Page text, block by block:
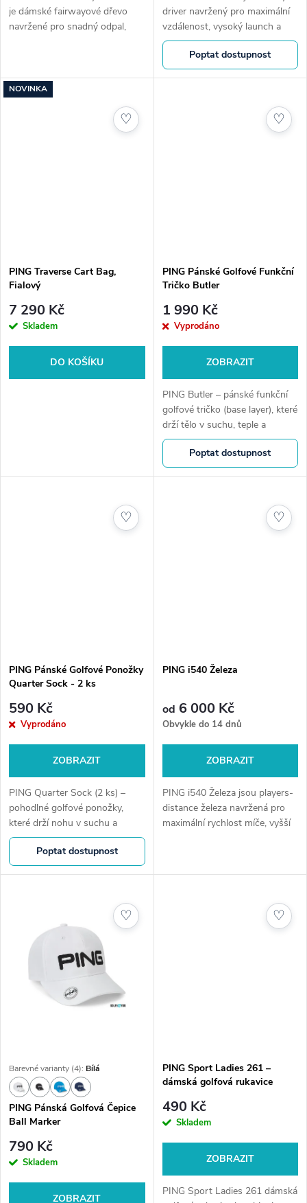
je dámské fairwayové dřevo
navržené pro snadný odpal,
hrát delší...
driver navržený pro maximální
vzdálenost, vysoký launch a
snadnou ovladatelnost. Lehká
konstrukce a vysoká tolerance
pomáhají dosahovat delších a...
Poptat dostupnost
NOVINKA
PING Traverse Cart Bag,
Fialový
7 290 Kč
Skladem
DO KOŠÍKU
♡
PING Pánské Golfové Funkční
Tričko Butler
1 990 Kč
Vyprodáno
ZOBRAZIT
PING Butler – pánské funkční
golfové tričko (base layer), které
drží tělo v suchu, teple a
maximálním komfortu. Díky
technologii SensorCool,
pružnému materiálu a
Poptat dostupnost
♡
PING Pánské Golfové Ponožky
Quarter Sock - 2 ks
590 Kč
Vyprodáno
ZOBRAZIT
PING Quarter Sock (2 ks) –
pohodlné golfové ponožky,
které drží nohu v suchu a
stabilitě po celé kolo. Prodyšný
materiál, elastický fit a ideální
výška nad kotník pro
Poptat dostupnost
♡
PING i540 Železa
od 6 000 Kč
Obvykle do 14 dnů
ZOBRAZIT
PING i540 Železa jsou players-
distance železa navržená pro
maximální rychlost míče, vyšší
♡
Barevné varianty (4): Bílá
PING Pánská Golfová Čepice
Ball Marker
790 Kč
Skladem
ZOBRAZIT
♡
PING Sport Ladies 261 –
dámská golfová rukavice
490 Kč
Skladem
ZOBRAZIT
PING Sport Ladies 261 dámská
♡